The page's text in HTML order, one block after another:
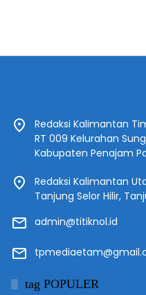
Redaksi Kalimantan
RT 009 Kelurahan
Kabupaten Penajam
Redaksi Kalimantan
Tanjung Selor Hilir,
admin@titiknol.id
tag POPULER